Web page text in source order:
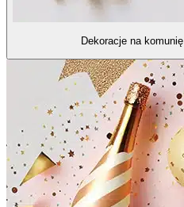
Dekoracje na komunię